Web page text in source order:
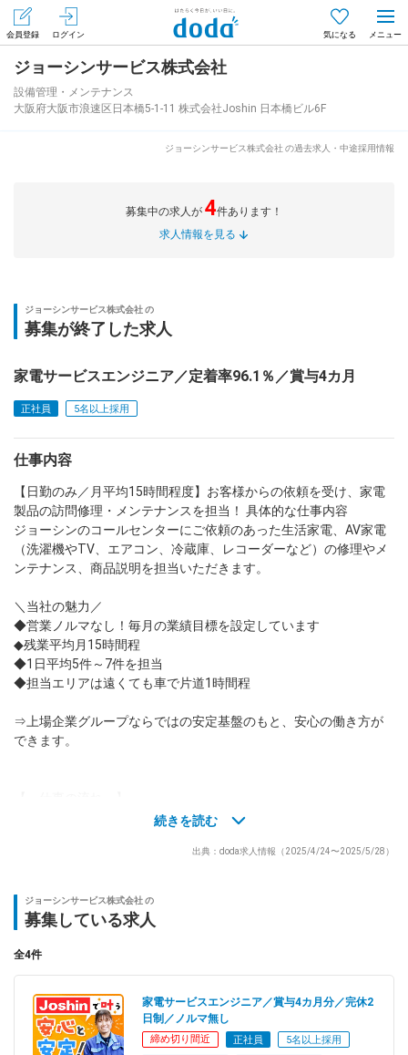
会員登録 ログイン 気になる
会員登録（無料）
イベント
専門サイト
対応時間：10:00～22:00(日曜・年末年始を除く)
転職の「モヤモヤ」、一人で悩まず
気軽に相談してみませんか？
dodaの使い方は？
今の仕事を続けるべき？
ヘルプ サイトマップ
ジョーシンサービス株式会社
設備管理・メンテナンス
大阪府大阪市浪速区日本橋5-1-11 株式会社Joshin 日本橋ビル6F
ジョーシンサービス株式会社 の過去求人・中途採用情報
募集中の求人が 4件あります！
求人情報を見る
ジョーシンサービス株式会社 の
募集が終了した求人
家電サービスエンジニア／定着率96.1％／賞与4カ月
正社員 5名以上採用
仕事内容
【日勤のみ／月平均15時間程度】お客様からの依頼を受け、家電
製品の訪問修理・メンテナンスを担当！ 具体的な仕事内容
ジョーシンのコールセンターにご依頼のあった生活家電、AV家電
（洗濯機やTV、エアコン、冷蔵庫、レコーダーなど）の修理やメ
ンテナンス、商品説明を担当いただきます。
＼当社の魅力／
◆営業ノルマなし！毎月の業績目標を設定しています
◆残業平均月15時間程
◆1日平均5件～7件を担当
◆担当エリアは遠くても車で片道1時間程
⇒上場企業グループならではの安定基盤のもと、安心の働き方が
できます。
お客様からジョーシンのコールセンターに依頼が入り、修理内容
★★ここからが皆さんの業務 ！★★
▼案件の確認
▼訪問・修理
社用車でお客様のご自宅を訪問。故障状態に合わせた修理を行い
続きを読む
出典：doda求人情報（2025/4/24〜2025/5/28）
ジョーシンサービス株式会社 の
募集している求人
全4件
家電サービスエンジニア／賞与4カ月分／完休2
日制／ノルマ無し
締め切り間近 正社員
5名以上採用